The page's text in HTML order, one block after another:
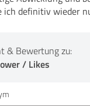
ich definitiv wieder
& Bewertung zu:
/ Likes